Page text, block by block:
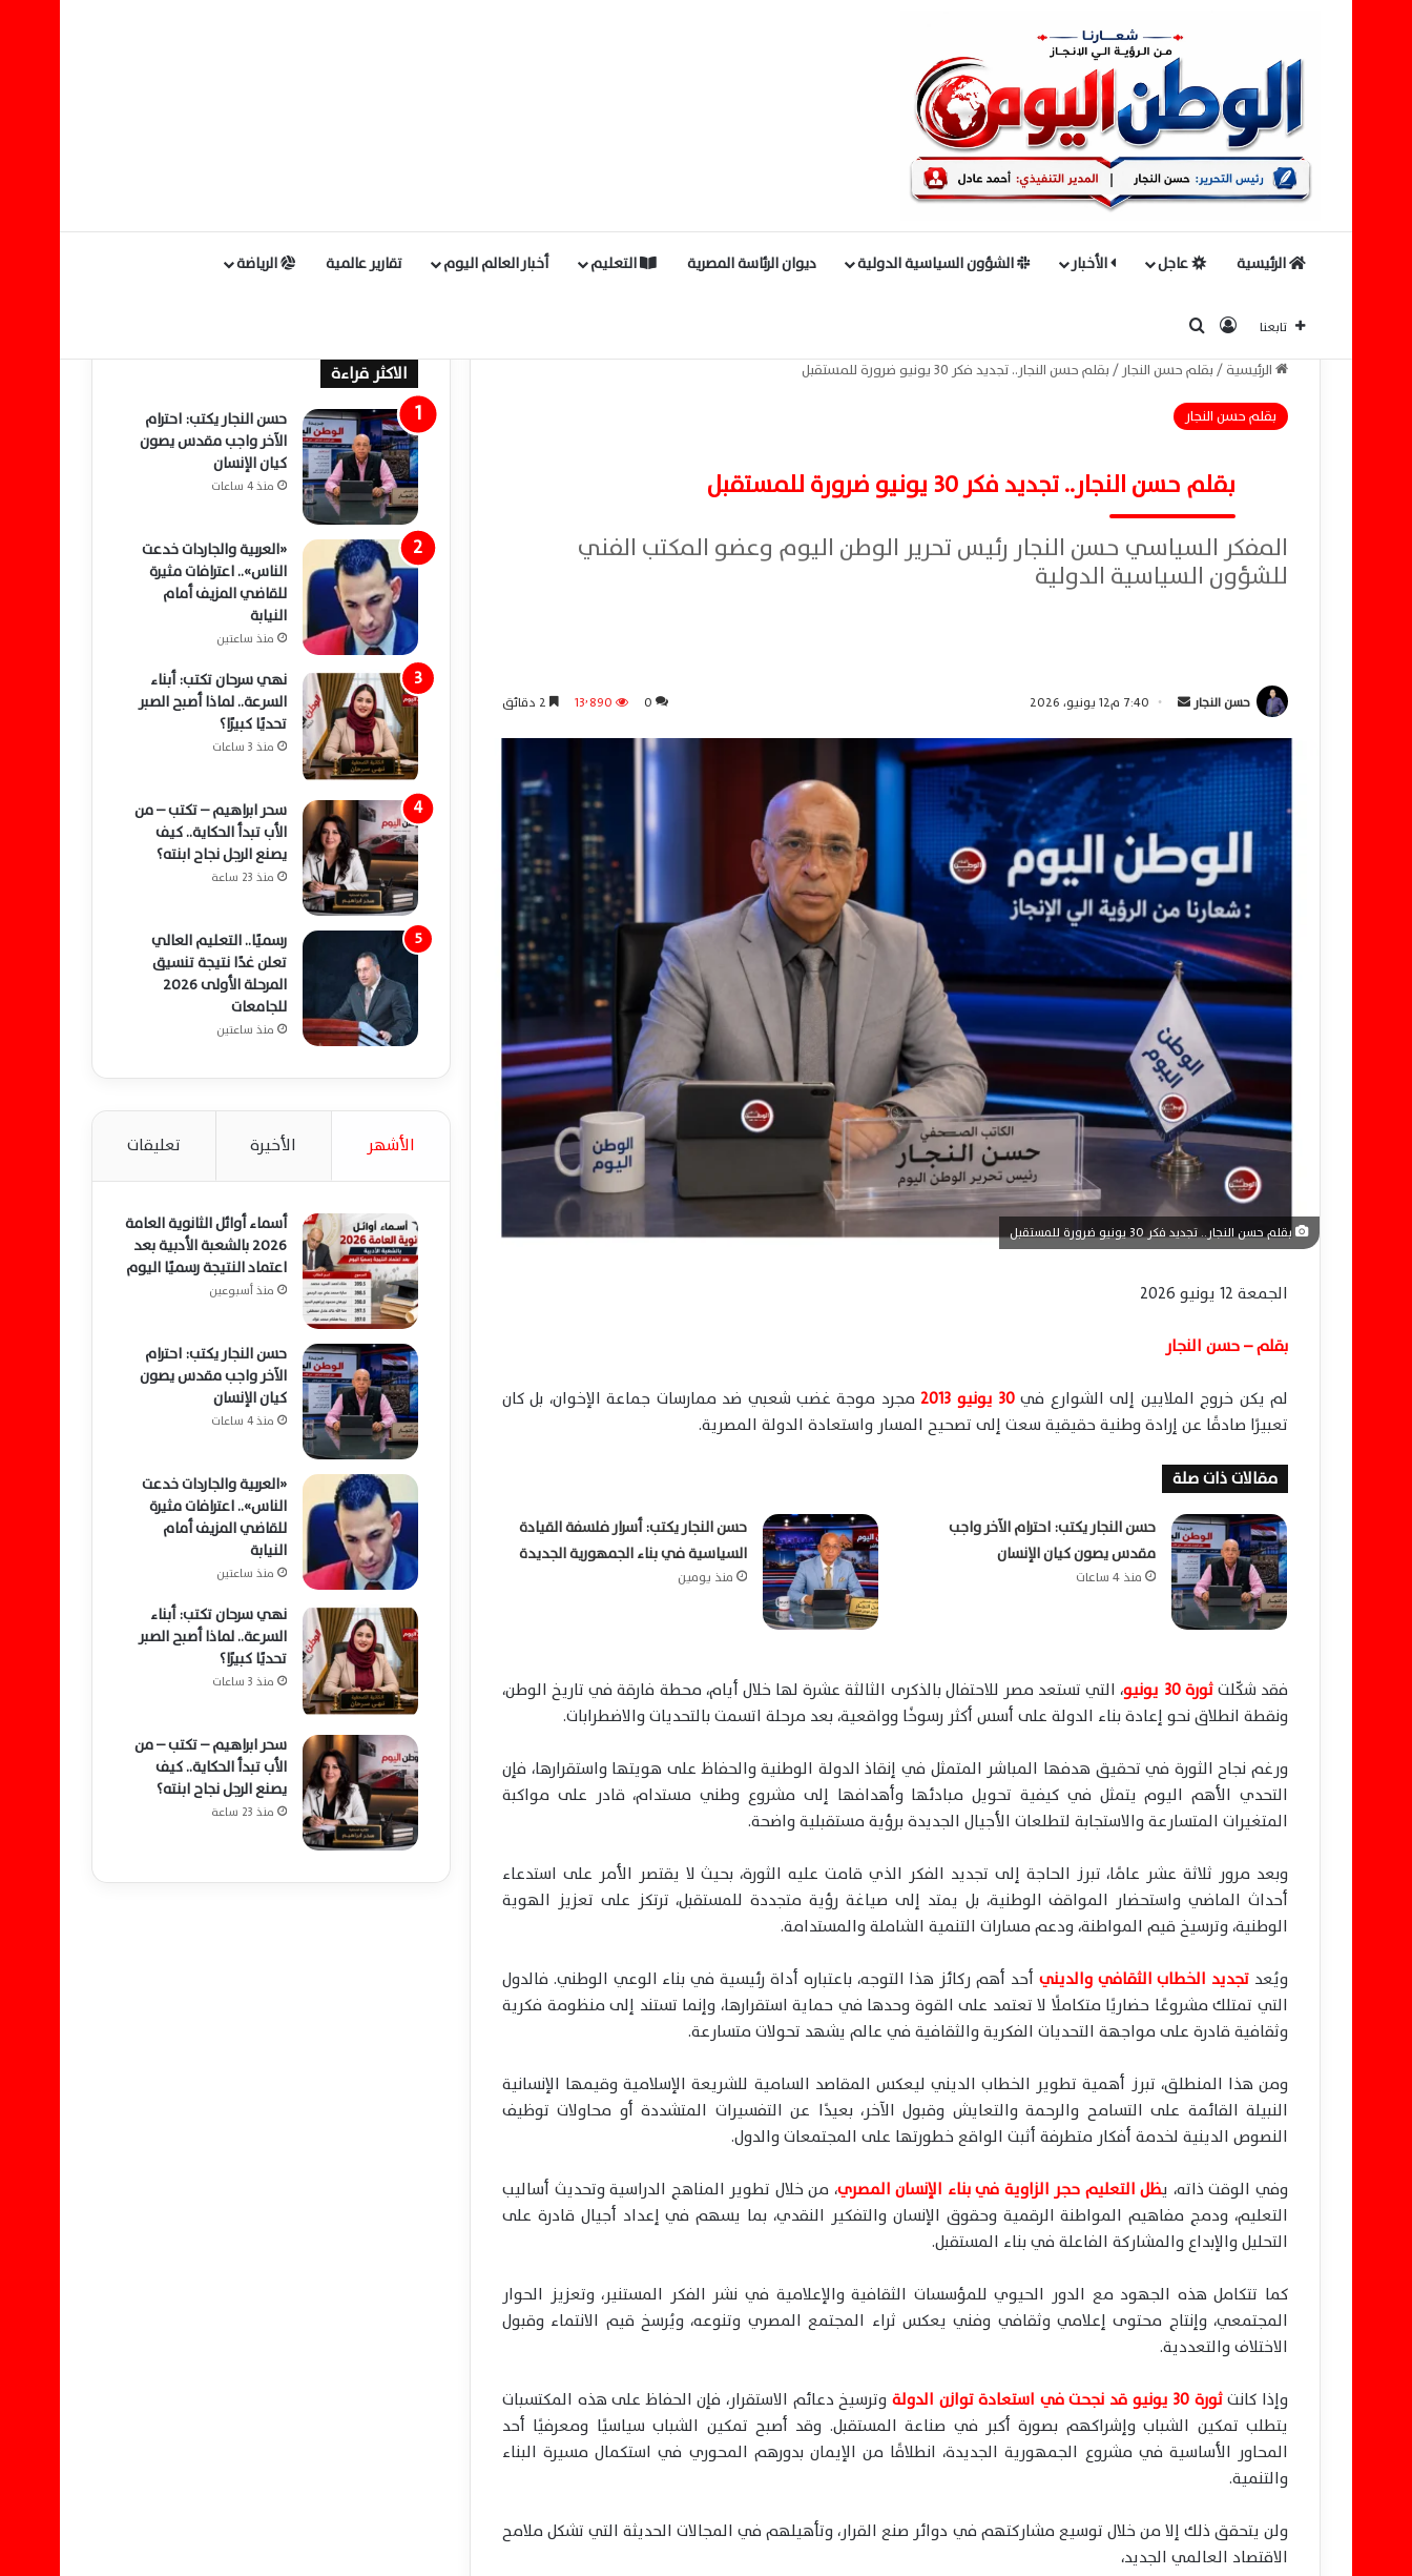
الرئيسية عاجل الأخبار الشؤون السياسية الدولية ديوان الرئاسة المصرية التعليم أخبار العالم اليوم تقارير عالمية الرياضة
تابعنا تسجيل الدخول
الرئيسية/بقلم حسن النجار /بقلم حسن النجار.. تجديد فكر 30 يونيو ضرورة للمستقبل
بقلم حسن النجار
بقلم حسن النجار.. تجديد فكر 30 يونيو ضرورة للمستقبل
المفكر السياسي حسن النجار رئيس تحرير الوطن اليوم وعضو المكتب الفني
للشؤون السياسية الدولية
حسن النجار
س
ر
ي
د
ا
ل
ك
و
ن
ي
ا
7:40 م12 يونيو، 2026 0 13٬890
بقلم حسن النجار.. تجديد فكر 30 يونيو ضرورة للمستقبل
الجمعة 12 يونيو 2026
بقلم – حسن النجار
لم يكن خروج الملايين إلى الشوارع في 30 يونيو 2013
مجرد موجة غضب شعبي ضد ممارسات جماعة الإخوان، بل كان
تعبيرًا صادقًا عن إرادة وطنية حقيقية سعت إلى تصحيح المسار واستعادة الدولة المصرية.
مقالات ذات صلة
حسن النجار يكتب: احترام الآخر واجب
مقدس يصون كيان الإنسان
منذ 4 ساعات
حسن النجار يكتب: أسرار فلسفة القيادة
السياسية في بناء الجمهورية الجديدة
منذ يومين
فقد شكّلتثورة 30 يونيو
، التي تستعد مصر للاحتفال بالذكرى الثالثة عشرة لها خلال أيام، محطة فارقة في تاريخ الوطن،
ونقطة انطلاق نحو إعادة بناء الدولة على أسس أكثر رسوخًا وواقعية، بعد مرحلة اتسمت بالتحديات والاضطرابات.
ورغم نجاح الثورة في تحقيق هدفها المباشر المتمثل في إنقاذ الدولة الوطنية والحفاظ على هويتها واستقرارها، فإن
التحدي الأهم اليوم يتمثل في كيفية تحويل مبادئها وأهدافها إلى مشروع وطني مستدام، قادر على مواكبة
المتغيرات المتسارعة والاستجابة لتطلعات الأجيال الجديدة برؤية مستقبلية واضحة.
وبعد مرور ثلاثة عشر عامًا، تبرز الحاجة إلى تجديد الفكر الذي قامت عليه الثورة، بحيث لا يقتصر الأمر على استدعاء
أحداث الماضي واستحضار المواقف الوطنية، بل يمتد إلى صياغة رؤية متجددة للمستقبل، ترتكز على تعزيز الهوية
الوطنية، وترسيخ قيم المواطنة، ودعم مسارات التنمية الشاملة والمستدامة.
ويُعد تجديد الخطاب الثقافي والديني أحد أهم ركائز هذا التوجه، باعتباره أداة رئيسية في بناء الوعي الوطني. فالدول
التي تمتلك مشروعًا حضاريًا متكاملًا لا تعتمد على القوة وحدها في حماية استقرارها، وإنما تستند إلى منظومة فكرية
وثقافية قادرة على مواجهة التحديات الفكرية والثقافية في عالم يشهد تحولات متسارعة.
ومن هذا المنطلق، تبرز أهمية تطوير الخطاب الديني ليعكس المقاصد السامية للشريعة الإسلامية وقيمها الإنسانية
النبيلة القائمة على التسامح والرحمة والتعايش وقبول الآخر، بعيدًا عن التفسيرات المتشددة أو محاولات توظيف
النصوص الدينية لخدمة أفكار متطرفة أثبت الواقع خطورتها على المجتمعات والدول.
وفي الوقت ذاته، يظل التعليم حجر الزاوية في بناء الإنسان المصري، من خلال تطوير المناهج الدراسية وتحديث أساليب
التعليم، ودمج مفاهيم المواطنة الرقمية وحقوق الإنسان والتفكير النقدي، بما يسهم في إعداد أجيال قادرة على
التحليل والإبداع والمشاركة الفاعلة في بناء المستقبل.
كما تتكامل هذه الجهود مع الدور الحيوي للمؤسسات الثقافية والإعلامية في نشر الفكر المستنير، وتعزيز الحوار
المجتمعي، وإنتاج محتوى إعلامي وثقافي وفني يعكس ثراء المجتمع المصري وتنوعه، ويُرسخ قيم الانتماء وقبول
الاختلاف والتعددية.
وإذا كانتثورة 30 يونيو قد نجحت في استعادة توازن الدولة
وترسيخ دعائم الاستقرار، فإن الحفاظ على هذه المكتسبات
يتطلب تمكين الشباب وإشراكهم بصورة أكبر في صناعة المستقبل. وقد أصبح تمكين الشباب سياسيًا ومعرفيًا أحد
المحاور الأساسية في مشروع الجمهورية الجديدة، انطلاقًا من الإيمان بدورهم المحوري في استكمال مسيرة البناء
والتنمية.
ولن يتحقق ذلك إلا من خلال توسيع مشاركتهم في دوائر صنع القرار، وتأهيلهم في المجالات الحديثة التي تشكل ملامح
الاقتصاد العالمي الجديد،
الاكثر قراءة
حسن النجار يكتب: احترام
الآخر واجب مقدس يصون
كيان الإنسان
منذ 4 ساعات
«العربية والجاردات خدعت
الناس».. اعترافات مثيرة
للقاضي المزيف أمام
النيابة
منذ ساعتين
نهي سرحان تكتب: أبناء
السرعة.. لماذا أصبح الصبر
تحديًا كبيرًا؟
منذ 3 ساعات
سحر ابراهيم – تكتب – من
الأب تبدأ الحكاية.. كيف
يصنع الرجل نجاح ابنته؟
منذ 23 ساعة
رسميًا.. التعليم العالي
تعلن غدًا نتيجة تنسيق
المرحلة الأولى 2026
للجامعات
منذ ساعتين
الأشهر الأخيرة تعليقات
أسماء أوائل الثانوية العامة
2026 بالشعبة الأدبية بعد
اعتماد النتيجة رسميًا اليوم
منذ أسبوعين
حسن النجار يكتب: احترام
الآخر واجب مقدس يصون
كيان الإنسان
منذ 4 ساعات
«العربية والجاردات خدعت
الناس».. اعترافات مثيرة
للقاضي المزيف أمام
النيابة
منذ ساعتين
نهي سرحان تكتب: أبناء
السرعة.. لماذا أصبح الصبر
تحديًا كبيرًا؟
منذ 3 ساعات
سحر ابراهيم – تكتب – من
الأب تبدأ الحكاية.. كيف
يصنع الرجل نجاح ابنته؟
منذ 23 ساعة